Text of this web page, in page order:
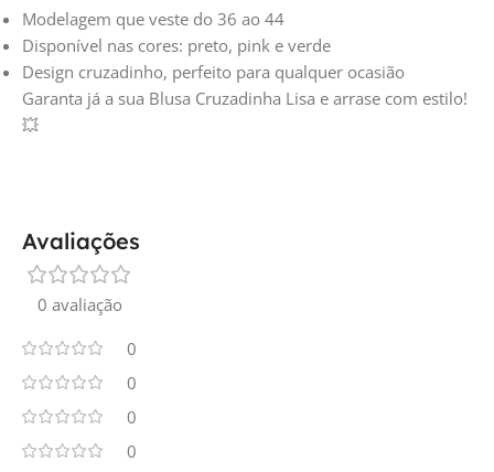
Modelagem que veste do 36 ao 44
Disponível nas cores: preto, pink e verde
Design cruzadinho, perfeito para qualquer ocasião
Garanta já a sua Blusa Cruzadinha Lisa e arrase com estilo!
💥
Avaliações
0 avaliação
0
0
0
0